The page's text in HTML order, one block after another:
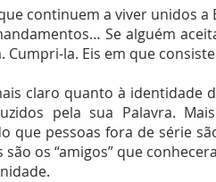
continuem a viver unidos
Se alguém
Cumpri-la. Eis em que
claro quanto à identidade
pela sua Palavra.
que pessoas fora de série
os “amigos” que